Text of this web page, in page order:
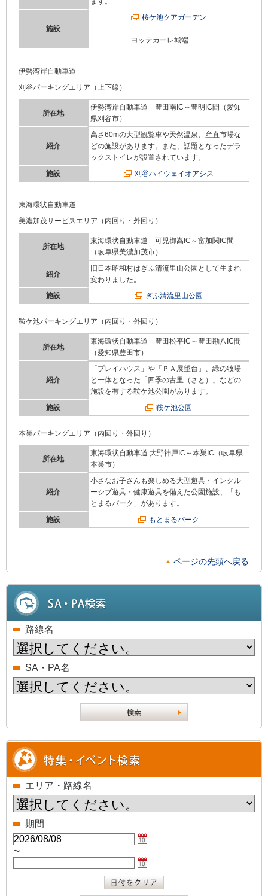
施設
桜ケ池クアガーデン
ヨッテカーレ城端
伊勢湾岸自動車道
刈谷パーキングエリア（上下線）
所在地
伊勢湾岸自動車道 豊田南IC～豊明IC間（愛知
県刈谷市）
紹介
高さ60mの大型観覧車や天然温泉、産直市場な
どの施設があります。また、話題となったデラ
ックストイレが設置されています。
施設
刈谷ハイウェイオアシス
東海環状自動車道
美濃加茂サービスエリア（内回り・外回り）
所在地
東海環状自動車道 可児御嵩IC～富加関IC間
（岐阜県美濃加茂市）
紹介
旧日本昭和村はぎふ清流里山公園として生まれ
変わりました。
施設
ぎふ清流里山公園
鞍ケ池パーキングエリア（内回り・外回り）
所在地
東海環状自動車道 豊田松平IC～豊田勘八IC間
（愛知県豊田市）
紹介
「プレイハウス」や「ＰＡ展望台」、緑の牧場
と一体となった「四季の古里（さと）」などの
施設を有する鞍ケ池公園があります。
施設
鞍ケ池公園
本巣パーキングエリア（内回り・外回り）
所在地
東海環状自動車道 大野神戸IC～本巣IC（岐阜県
本巣市）
紹介
小さなお子さんも楽しめる大型遊具・インクル
ーシブ遊具・健康遊具を備えた公園施設、「も
とまるパーク」があります。
施設
もとまるパーク
ページの先頭へ戻る
路線名
SA・PA名
エリア・路線名
期間
〜